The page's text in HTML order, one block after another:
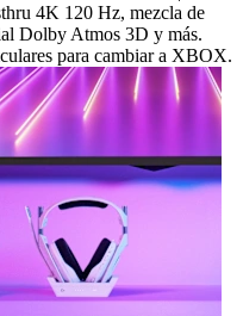
4K 120 Hz, mezcla de
Dolby Atmos 3D y más.
para cambiar a XBOX.